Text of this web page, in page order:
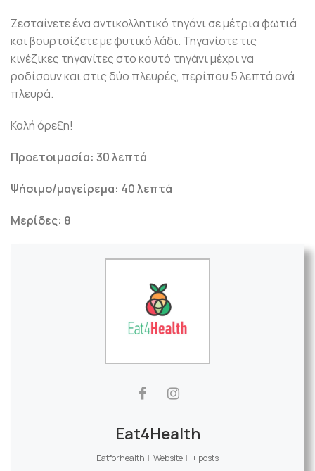
Ζεσταίνετε ένα αντικολλητικό τηγάνι σε μέτρια φωτιά
και βουρτσίζετε με φυτικό λάδι. Τηγανίστε τις
κινέζικες τηγανίτες στο καυτό τηγάνι μέχρι να
ροδίσουν και στις δύο πλευρές, περίπου 5 λεπτά ανά
πλευρά.
Καλή όρεξη!
Προετοιμασία: 30 λεπτά
Ψήσιμο/μαγείρεμα: 40 λεπτά
Μερίδες: 8
Eat4Health
Eatforhealth | Website | + posts